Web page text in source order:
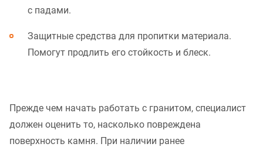
с падами.
Защитные средства для пропитки материала.
Помогут продлить его стойкость и блеск.
Прежде чем начать работать с гранитом, специалист
должен оценить то, насколько повреждена
поверхность камня. При наличии ранее